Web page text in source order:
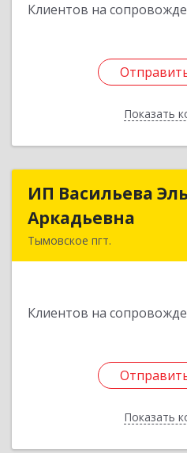
Клиентов на
Показать
ИП Васильева
Аркадьевна
Тымовское пгт.
Клиентов на
Показать
ИП